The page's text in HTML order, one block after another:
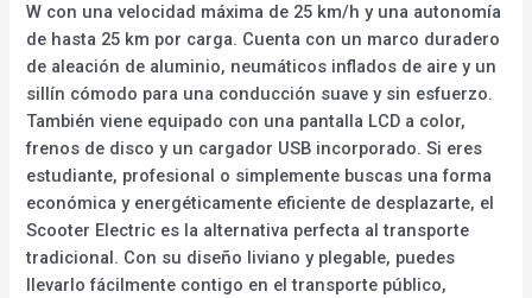
W con una velocidad máxima de 25 km/h y una autonomía
de hasta 25 km por carga. Cuenta con un marco duradero
de aleación de aluminio, neumáticos inflados de aire y un
sillín cómodo para una conducción suave y sin esfuerzo.
También viene equipado con una pantalla LCD a color,
frenos de disco y un cargador USB incorporado. Si eres
estudiante, profesional o simplemente buscas una forma
económica y energéticamente eficiente de desplazarte, el
Scooter Electric es la alternativa perfecta al transporte
tradicional. Con su diseño liviano y plegable, puedes
llevarlo fácilmente contigo en el transporte público,